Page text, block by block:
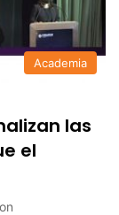
Academia
las
el